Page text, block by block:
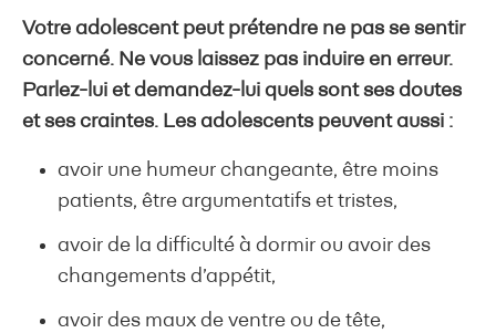
Votre adolescent peut prétendre ne pas se sentir
concerné. Ne vous laissez pas induire en erreur.
Parlez-lui et demandez-lui quels sont ses doutes
et ses craintes. Les adolescents peuvent aussi :
avoir une humeur changeante, être moins
patients, être argumentatifs et tristes,
avoir de la difficulté à dormir ou avoir des
changements d’appétit,
avoir des maux de ventre ou de tête,